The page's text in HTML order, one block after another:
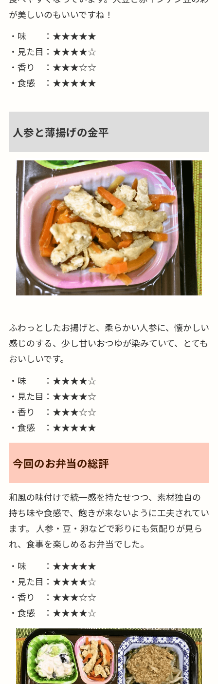
が美しいのもいいですね！
・味 ：★★★★★
・見た目：★★★★☆
・香り ：★★★☆☆
・食感 ：★★★★★
人参と薄揚げの金平
ふわっとしたお揚げと、柔らかい人参に、懐かしい
感じのする、少し甘いおつゆが染みていて、とても
おいしいです。
・味 ：★★★★☆
・見た目：★★★★☆
・香り ：★★★☆☆
・食感 ：★★★★★
今回のお弁当の総評
和風の味付けで統一感を持たせつつ、素材独自の
持ち味や食感で、飽きが来ないように工夫されてい
ます。 人参・豆・卵などで彩りにも気配りが見ら
れ、食事を楽しめるお弁当でした。
・味 ：★★★★★
・見た目：★★★★☆
・香り ：★★★☆☆
・食感 ：★★★★☆